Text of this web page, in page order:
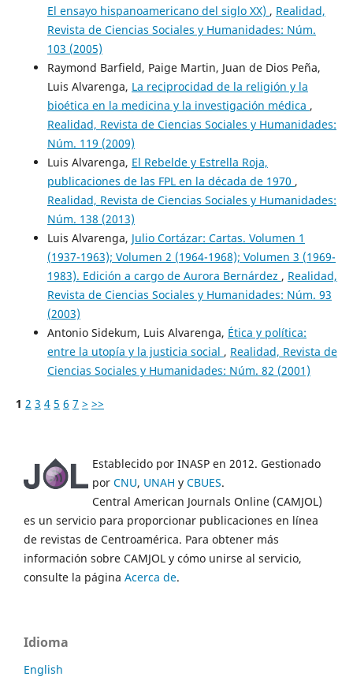
El ensayo hispanoamericano del siglo XX) , Realidad,
Revista de Ciencias Sociales y Humanidades: Núm.
103 (2005)
Raymond Barfield, Paige Martin, Juan de Dios Peña,
Luis Alvarenga, La reciprocidad de la religión y la
bioética en la medicina y la investigación médica ,
Realidad, Revista de Ciencias Sociales y Humanidades:
Núm. 119 (2009)
Luis Alvarenga, El Rebelde y Estrella Roja,
publicaciones de las FPL en la década de 1970 ,
Realidad, Revista de Ciencias Sociales y Humanidades:
Núm. 138 (2013)
Luis Alvarenga, Julio Cortázar: Cartas. Volumen 1
(1937-1963); Volumen 2 (1964-1968); Volumen 3 (1969-
1983). Edición a cargo de Aurora Bernárdez , Realidad,
Revista de Ciencias Sociales y Humanidades: Núm. 93
(2003)
Antonio Sidekum, Luis Alvarenga, Ética y política:
entre la utopía y la justicia social , Realidad, Revista de
Ciencias Sociales y Humanidades: Núm. 82 (2001)
1 2 3 4 5 6 7 > >>
Establecido por INASP en 2012. Gestionado
por CNU, UNAH y CBUES.
Central American Journals Online (CAMJOL)
es un servicio para proporcionar publicaciones en línea
de revistas de Centroamérica. Para obtener más
información sobre CAMJOL y cómo unirse al servicio,
consulte la página Acerca de.
Idioma
English